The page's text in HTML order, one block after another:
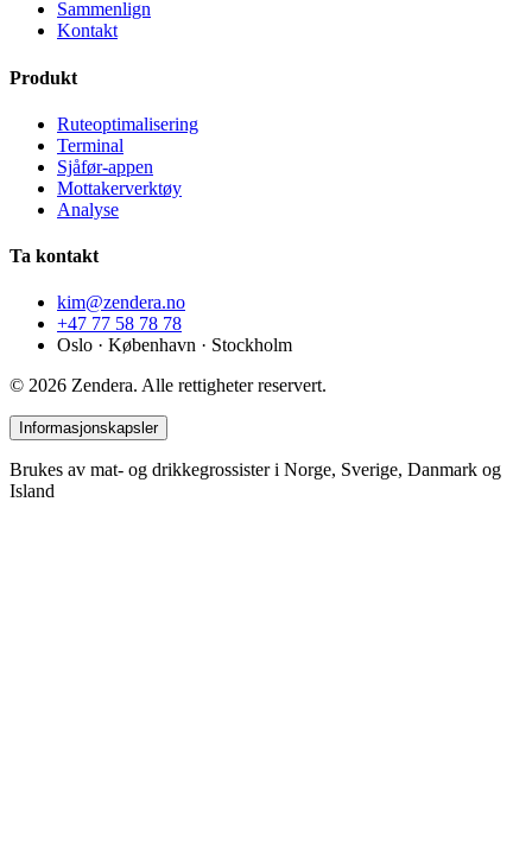
Sammenlign
Kontakt
Produkt
Ruteoptimalisering
Terminal
Sjåfør-appen
Mottaker­verktøy
Analyse
Ta kontakt
kim@zendera.no
+47 77 58 78 78
Oslo · København · Stockholm
© 2026 Zendera. Alle rettigheter reservert.
Informasjonskapsler
Brukes av mat- og drikkegrossister i Norge, Sverige, Danmark og
Island